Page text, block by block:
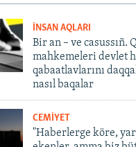
İNSAN AQLARI
Bir an – ve casussıñ.
mahkemeleri devlet
qabaatlavlarını
nasıl baqalar
CEMİYET
"Haberlerge köre,